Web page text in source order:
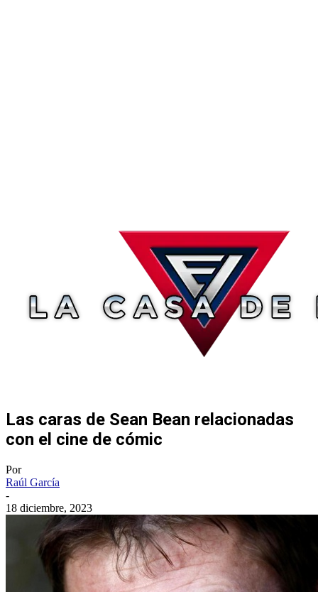
Las caras de Sean Bean relacionadas
con el cine de cómic
Por
Raúl García
-
18 diciembre, 2023